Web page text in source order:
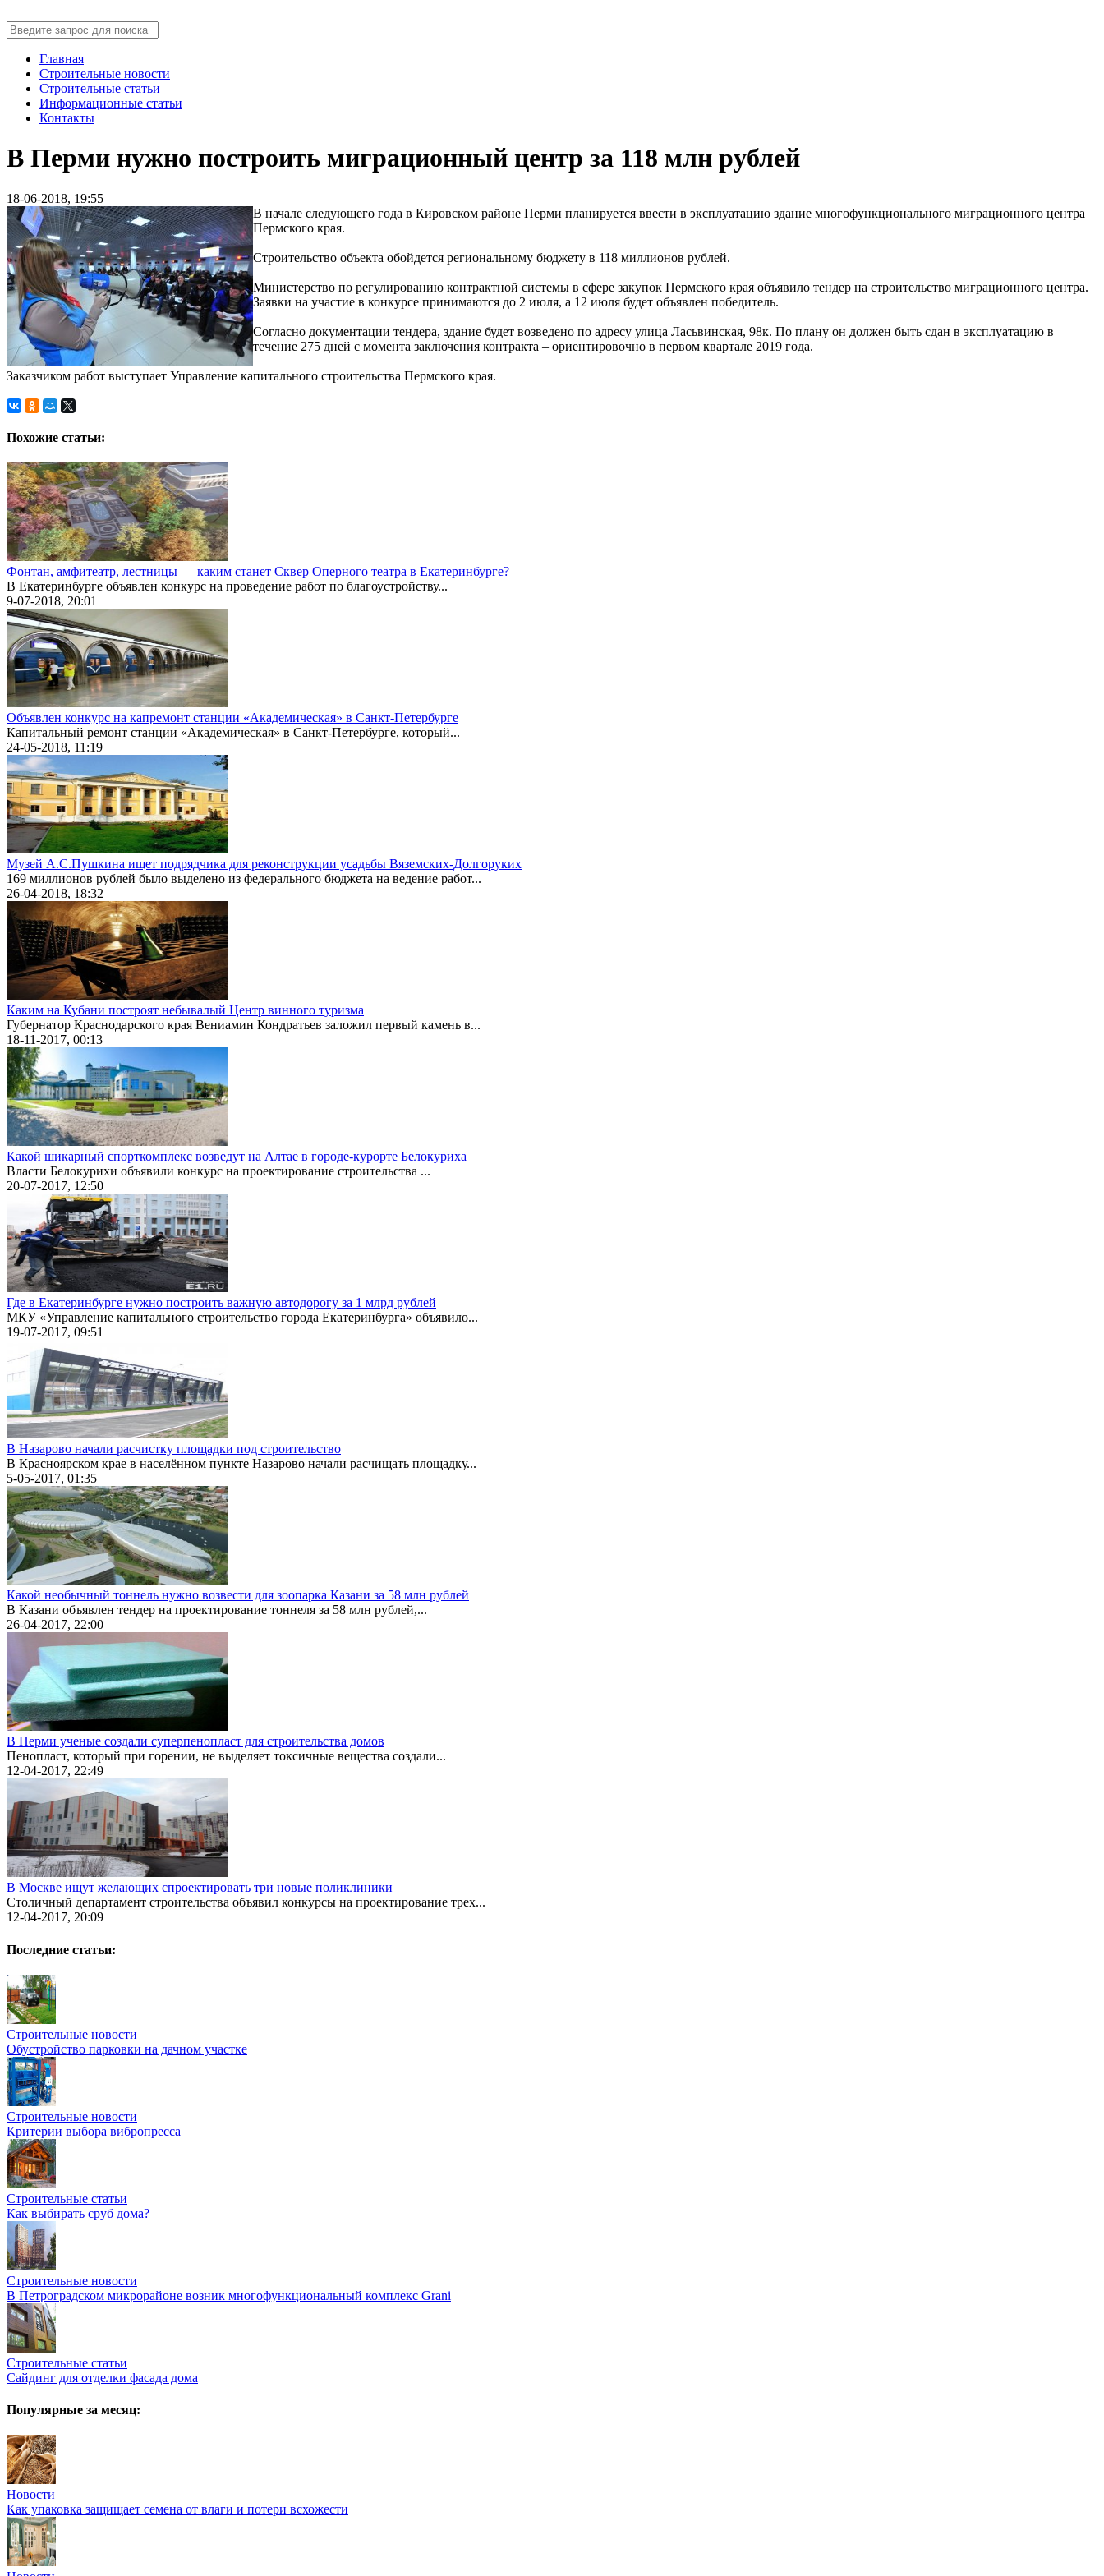
Главная
Строительные новости
Строительные статьи
Информационные статьи
Контакты
В Перми нужно построить миграционный центр за 118 млн рублей
18-06-2018, 19:55
В начале следующего года в Кировском районе Перми планируется ввести в эксплуатацию здание многофункционального миграционного центра
Пермского края.
Строительство объекта обойдется региональному бюджету в 118 миллионов рублей.
Министерство по регулированию контрактной системы в сфере закупок Пермского края объявило тендер на строительство миграционного центра.
Заявки на участие в конкурсе принимаются до 2 июля, а 12 июля будет объявлен победитель.
Согласно документации тендера, здание будет возведено по адресу улица Ласьвинская, 98к. По плану он должен быть сдан в эксплуатацию в
течение 275 дней с момента заключения контракта – ориентировочно в первом квартале 2019 года.
Заказчиком работ выступает Управление капитального строительства Пермского края.
Похожие статьи:
Фонтан, амфитеатр, лестницы — каким станет Сквер Оперного театра в Екатеринбурге?
В Екатеринбурге объявлен конкурс на проведение работ по благоустройству...
9-07-2018, 20:01
Объявлен конкурс на капремонт станции «Академическая» в Санкт-Петербурге
Капитальный ремонт станции «Академическая» в Санкт-Петербурге, который...
24-05-2018, 11:19
Музей А.С.Пушкина ищет подрядчика для реконструкции усадьбы Вяземских-Долгоруких
169 миллионов рублей было выделено из федерального бюджета на ведение работ...
26-04-2018, 18:32
Каким на Кубани построят небывалый Центр винного туризма
Губернатор Краснодарского края Вениамин Кондратьев заложил первый камень в...
18-11-2017, 00:13
Какой шикарный спорткомплекс возведут на Алтае в городе-курорте Белокуриха
Власти Белокурихи объявили конкурс на проектирование строительства ...
20-07-2017, 12:50
Где в Екатеринбурге нужно построить важную автодорогу за 1 млрд рублей
МКУ «Управление капитального строительство города Екатеринбурга» объявило...
19-07-2017, 09:51
В Назарово начали расчистку площадки под строительство
В Красноярском крае в населённом пункте Назарово начали расчищать площадку...
5-05-2017, 01:35
Какой необычный тоннель нужно возвести для зоопарка Казани за 58 млн рублей
В Казани объявлен тендер на проектирование тоннеля за 58 млн рублей,...
26-04-2017, 22:00
В Перми ученые создали суперпенопласт для строительства домов
Пенопласт, который при горении, не выделяет токсичные вещества создали...
12-04-2017, 22:49
В Москве ищут желающих спроектировать три новые поликлиники
Столичный департамент строительства объявил конкурсы на проектирование трех...
12-04-2017, 20:09
Последние статьи:
Строительные новости
Обустройство парковки на дачном участке
Строительные новости
Критерии выбора вибропресса
Строительные статьи
Как выбирать сруб дома?
Строительные новости
В Петроградском микрорайоне возник многофункциональный комплекс Grani
Строительные статьи
Сайдинг для отделки фасада дома
Популярные за месяц:
Новости
Как упаковка защищает семена от влаги и потери всхожести